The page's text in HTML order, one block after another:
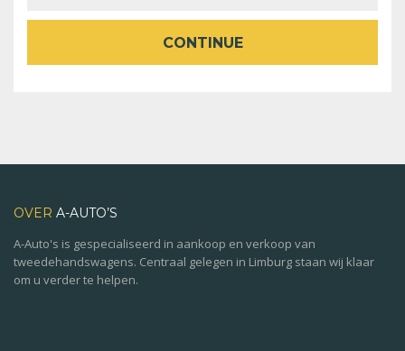
CONTINUE
OVER A-AUTO’S
A-Auto's is gespecialiseerd in aankoop en verkoop van
tweedehandswagens. Centraal gelegen in Limburg staan wij klaar
om u verder te helpen.